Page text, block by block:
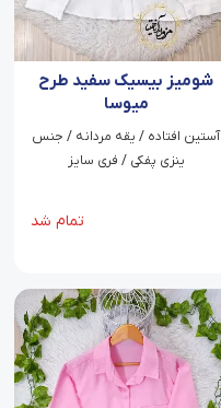
شومیز بیسیک سفید طرح
میوسا
آستین افتاده / یقه مردانه / جنس
ینزی پفکی / فری سایز
تمام شد